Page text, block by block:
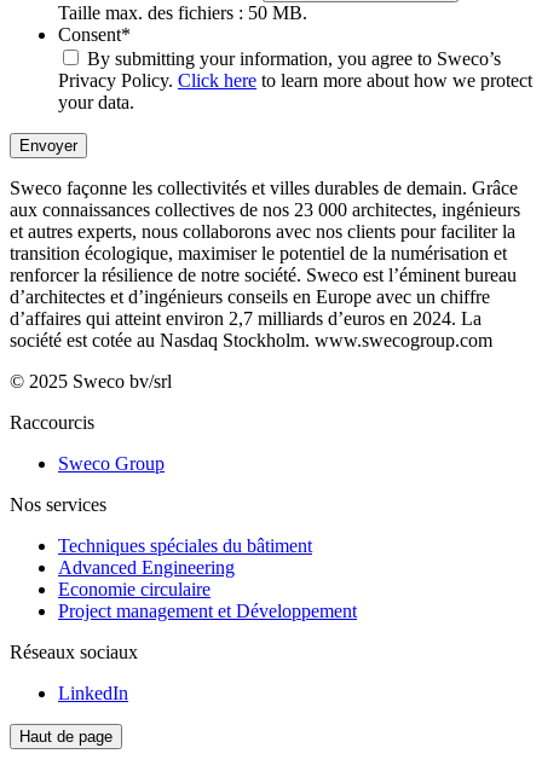
Taille max. des fichiers : 50 MB.
Consent*
By submitting your information, you agree to Sweco’s
Privacy Policy. Click here to learn more about how we protect
your data.
Envoyer
Sweco façonne les collectivités et villes durables de demain. Grâce
aux connaissances collectives de nos 23 000 architectes, ingénieurs
et autres experts, nous collaborons avec nos clients pour faciliter la
transition écologique, maximiser le potentiel de la numérisation et
renforcer la résilience de notre société. Sweco est l’éminent bureau
d’architectes et d’ingénieurs conseils en Europe avec un chiffre
d’affaires qui atteint environ 2,7 milliards d’euros en 2024. La
société est cotée au Nasdaq Stockholm. www.swecogroup.com
© 2025 Sweco bv/srl
Raccourcis
Sweco Group
Nos services
Techniques spéciales du bâtiment
Advanced Engineering
Economie circulaire
Project management et Développement
Réseaux sociaux
LinkedIn
Haut de page